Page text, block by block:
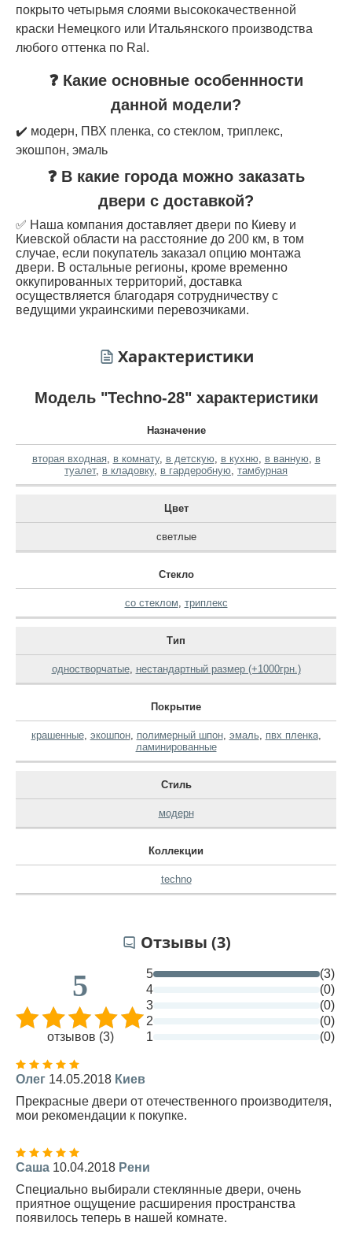
покрыто четырьмя слоями высококачественной
краски Немецкого или Итальянского производства
любого оттенка по Ral.
❓ Какие основные особеннности
данной модели?
✔️ модерн, ПВХ пленка, со стеклом, триплекс,
экошпон, эмаль
❓ В какие города можно заказать
двери с доставкой?
✅ Наша компания доставляет двери по Киеву и
Киевской области на расстояние до 200 км, в том
случае, если покупатель заказал опцию монтажа
двери. В остальные регионы, кроме временно
оккупированных территорий, доставка
осуществляется благодаря сотрудничеству с
ведущими украинскими перевозчиками.
Характеристики
Модель "Techno-28" характеристики
Назначение
вторая входная, в комнату, в детскую, в кухню, в ванную, в
туалет, в кладовку, в гардеробную, тамбурная
Цвет
светлые
Стекло
со стеклом, триплекс
Тип
одностворчатые, нестандартный размер (+1000грн.)
Покрытие
крашенные, экошпон, полимерный шпон, эмаль, пвх пленка,
ламинированные
Стиль
модерн
Коллекции
techno
Отзывы (3)
5
отзывов (3)
5
(3)
4
(0)
3
(0)
2
(0)
1
(0)
Олег 14.05.2018 Киев
Прекрасные двери от отечественного производителя,
мои рекомендации к покупке.
Саша 10.04.2018 Рени
Специально выбирали стеклянные двери, очень
приятное ощущение расширения пространства
появилось теперь в нашей комнате.